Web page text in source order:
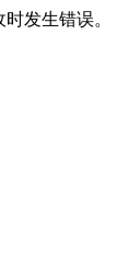
发生错误。